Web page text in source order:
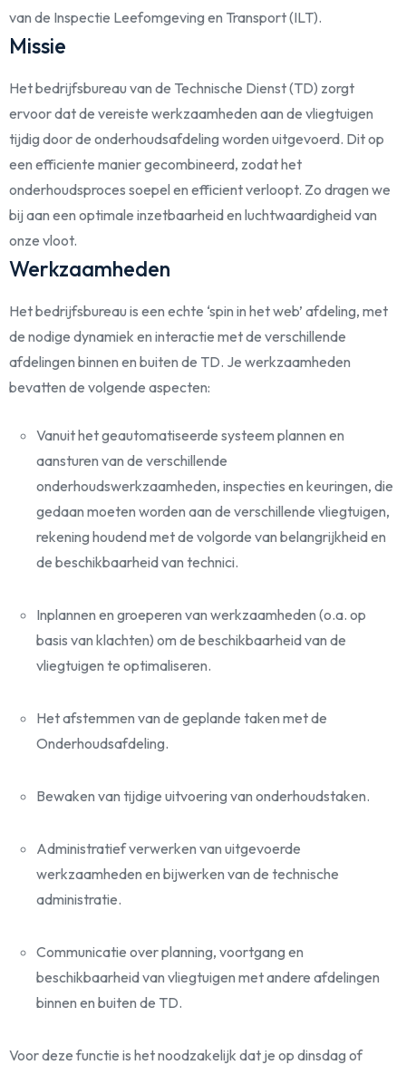
van de Inspectie Leefomgeving en Transport (ILT).
Missie
Het bedrijfsbureau van de Technische Dienst (TD) zorgt
ervoor dat de vereiste werkzaamheden aan de vliegtuigen
tijdig door de onderhoudsafdeling worden uitgevoerd. Dit op
een efficiente manier gecombineerd, zodat het
onderhoudsproces soepel en efficient verloopt. Zo dragen we
bij aan een optimale inzetbaarheid en luchtwaardigheid van
onze vloot.
Werkzaamheden
Het bedrijfsbureau is een echte ‘spin in het web’ afdeling, met
de nodige dynamiek en interactie met de verschillende
afdelingen binnen en buiten de TD. Je werkzaamheden
bevatten de volgende aspecten:
Vanuit het geautomatiseerde systeem plannen en
aansturen van de verschillende
onderhoudswerkzaamheden, inspecties en keuringen, die
gedaan moeten worden aan de verschillende vliegtuigen,
rekening houdend met de volgorde van belangrijkheid en
de beschikbaarheid van technici.
Inplannen en groeperen van werkzaamheden (o.a. op
basis van klachten) om de beschikbaarheid van de
vliegtuigen te optimaliseren.
Het afstemmen van de geplande taken met de
Onderhoudsafdeling.
Bewaken van tijdige uitvoering van onderhoudstaken.
Administratief verwerken van uitgevoerde
werkzaamheden en bijwerken van de technische
administratie.
Communicatie over planning, voortgang en
beschikbaarheid van vliegtuigen met andere afdelingen
binnen en buiten de TD.
Voor deze functie is het noodzakelijk dat je op dinsdag of